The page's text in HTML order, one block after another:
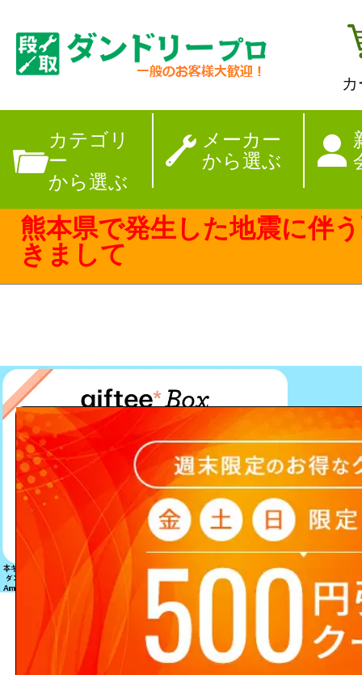
カテゴリ
ー
から選ぶ
メーカー
から選ぶ
【夏季休暇のお
熊本県で発生した地震に伴
きまして
該当する商品は見つかりません